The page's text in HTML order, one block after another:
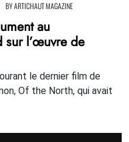
BYARTICHAUT MAGAZINE
au
sur l’œuvre de
le dernier film de
Of the North, qui avait